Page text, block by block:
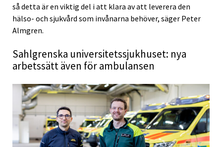
så detta är en viktig del i att klara av att leverera den
hälso- och sjukvård som invånarna behöver, säger Peter
Almgren.
Sahlgrenska universitetssjukhuset: nya
arbetssätt även för ambulansen